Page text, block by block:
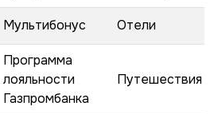
Мультибонус Отели
Программа
лояльности
Газпромбанка
Путешествия